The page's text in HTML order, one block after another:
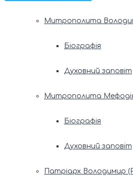
Митрополита
Біографія
Духовний заповіт
Митрополита
Біографія
Духовний заповіт
Патріарх Володимир